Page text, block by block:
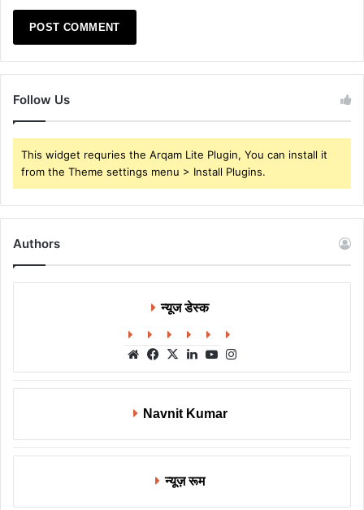
Follow Us
This widget requries the Arqam Lite Plugin, You can install it
from the Theme settings menu > Install Plugins.
Authors
न्यूज डेस्क
WebsiteFacebook
X LinkedInYouTube
Navnit Kumar
न्यूज़ रूम